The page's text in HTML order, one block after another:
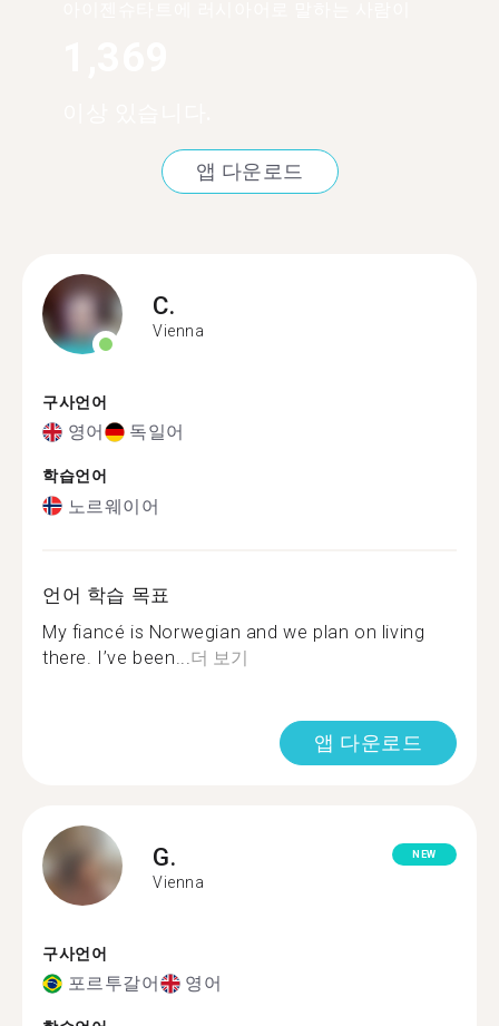
앱 다운로드
C.
Vienna
구사언어
영어 독일어
학습언어
노르웨이어
언어 학습 목표
My fiancé is Norwegian and we plan on living
there. I’ve been... 더 보기
앱 다운로드
G.
Vienna
NEW
구사언어
포르투갈어 영어